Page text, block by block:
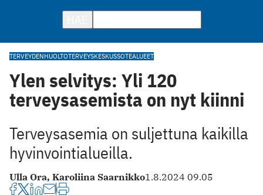
TERVEYDENHUOLTOTERVEYSKESKUSSOTEALUEET
Ylen selvitys: Yli 120
terveysasemista on nyt kiinni
Terveysasemia on suljettuna kaikilla
hyvinvointialueilla.
Ulla Ora, Karoliina Saarnikko1.8.2024 09.05